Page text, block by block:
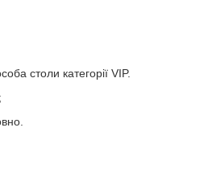
столи категорії VIP.